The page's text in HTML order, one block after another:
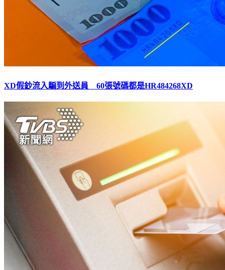
XD假鈔流入騙到外送員 60張號碼都是HR484268XD